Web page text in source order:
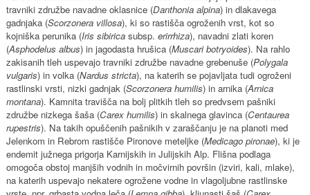
travniki združbe navadne oklasnice (Danthonia alpina) in dlakavega
gadnjaka (Scorzonera villosa), ki so rastišča ogroženih vrst, kot so
kojniška perunika (Iris sibiricasubsp. erirrhiza), navadni zlati koren
(Asphodelus albus) in jagodasta hrušica (Muscari botryoides). Na rahlo
zakisanih tleh uspevajo travniki združbe navadne grebenuše (Polygala
vulgaris) in volka (Nardus stricta), na katerih se pojavljata tudi ogroženi
rastlinski vrsti, nizki gadnjak (Scorzonera humilis) in arnika (Arnica
montana). Kamnita travišča na bolj plitkih tleh so predvsem pašniki
združbe nizkega šaša (Carex humilis) in skalnega glavinca (Centaurea
rupestris). Na takih opuščenih pašnikih v zaraščanju je na planoti med
Jelenkom in Rebrom rastišče Pironove meteljke (Medicago pironae), ki je
endemit južnega prigorja Karnijskih in Julijskih Alp. Flišna podlaga
omogoča obstoj manjših vodnih in močvirnih površin (izviri, kali, mlake),
na katerih uspevajo nekatere ogrožene vodne in vlagoljubne rastlinske